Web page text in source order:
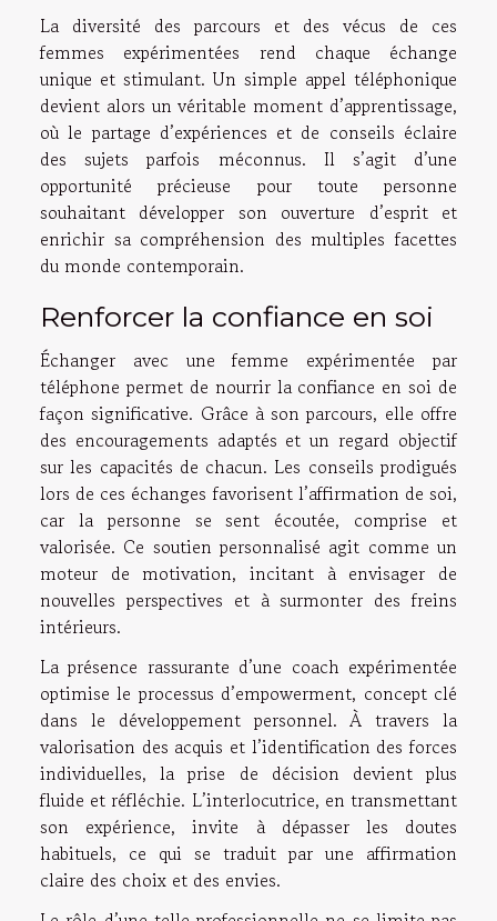
La diversité des parcours et des vécus de ces
femmes expérimentées rend chaque échange
unique et stimulant. Un simple appel téléphonique
devient alors un véritable moment d’apprentissage,
où le partage d’expériences et de conseils éclaire
des sujets parfois méconnus. Il s’agit d’une
opportunité précieuse pour toute personne
souhaitant développer son ouverture d’esprit et
enrichir sa compréhension des multiples facettes
du monde contemporain.
Renforcer la confiance en soi
Échanger avec une femme expérimentée par
téléphone permet de nourrir la confiance en soi de
façon significative. Grâce à son parcours, elle offre
des encouragements adaptés et un regard objectif
sur les capacités de chacun. Les conseils prodigués
lors de ces échanges favorisent l’affirmation de soi,
car la personne se sent écoutée, comprise et
valorisée. Ce soutien personnalisé agit comme un
moteur de motivation, incitant à envisager de
nouvelles perspectives et à surmonter des freins
intérieurs.
La présence rassurante d’une coach expérimentée
optimise le processus d’empowerment, concept clé
dans le développement personnel. À travers la
valorisation des acquis et l’identification des forces
individuelles, la prise de décision devient plus
fluide et réfléchie. L’interlocutrice, en transmettant
son expérience, invite à dépasser les doutes
habituels, ce qui se traduit par une affirmation
claire des choix et des envies.